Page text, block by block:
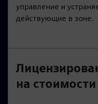
управление и
действующие в зоне.
на стоимости